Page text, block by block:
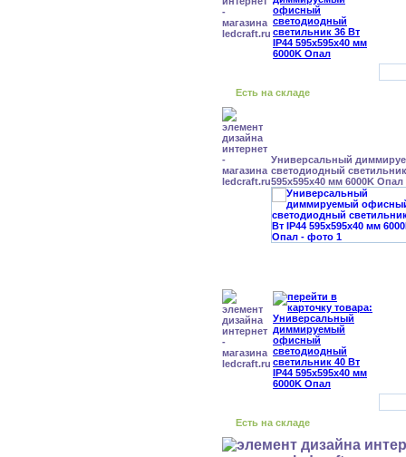
Есть на складе
Универсальный
светодиодный
595x595x40 мм 6000K Опал
Есть на складе